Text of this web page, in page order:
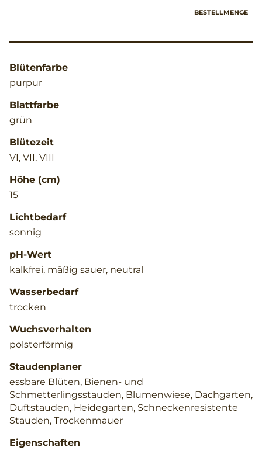
BESTELLMENGE
Blütenfarbe
purpur
Blattfarbe
grün
Blütezeit
VI, VII, VIII
Höhe (cm)
15
Lichtbedarf
sonnig
pH-Wert
kalkfrei, mäßig sauer, neutral
Wasserbedarf
trocken
Wuchsverhalten
polsterförmig
Staudenplaner
essbare Blüten, Bienen- und
Schmetterlingsstauden, Blumenwiese, Dachgarten,
Duftstauden, Heidegarten, Schneckenresistente
Stauden, Trockenmauer
Eigenschaften